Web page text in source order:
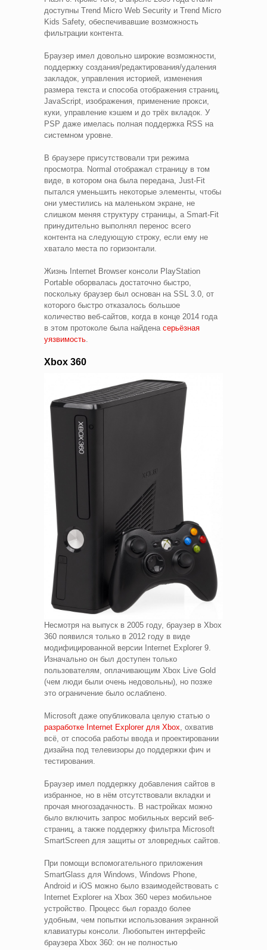
доступны Trend Micro Web Security и Trend Micro
Kids Safety, обеспечивавшие возможность
фильтрации контента.
Браузер имел довольно широкие возможности,
поддержку создания/редактирования/удаления
закладок, управления историей, изменения
размера текста и способа отображения страниц,
JavaScript, изображения, применение прокси,
куки, управление кэшем и до трёх вкладок. У
PSP даже имелась полная поддержка RSS на
системном уровне.
В браузере присутствовали три режима
просмотра. Normal отображал страницу в том
виде, в котором она была передана, Just-Fit
пытался уменьшить некоторые элементы, чтобы
они уместились на маленьком экране, не
слишком меняя структуру страницы, а Smart-Fit
принудительно выполнял перенос всего
контента на следующую строку, если ему не
хватало места по горизонтали.
Жизнь Internet Browser консоли PlayStation
Portable оборвалась достаточно быстро,
поскольку браузер был основан на SSL 3.0, от
которого быстро отказалось большое
количество веб-сайтов, когда в конце 2014 года
в этом протоколе была найдена серьёзная
уязвимость
Xbox 360
Несмотря на выпуск в 2005 году, браузер в Xbox
360 появился только в 2012 году в виде
модифицированной версии Internet Explorer 9.
Изначально он был доступен только
пользователям, оплачивающим Xbox Live Gold
(чем люди были очень недовольны), но позже
это ограничение было ослаблено.
Microsoft даже опубликовала целую статью о
разработке Internet Explorer для Xbox , охватив
всё, от способа работы ввода и проектировании
дизайна под телевизоры до поддержки фич и
тестирования.
Браузер имел поддержку добавления сайтов в
избранное, но в нём отсутствовали вкладки и
прочая многозадачность. В настройках можно
было включить запрос мобильных версий веб-
страниц, а также поддержку фильтра Microsoft
SmartScreen для защиты от зловредных сайтов.
При помощи вспомогательного приложения
SmartGlass для Windows, Windows Phone,
Android и iOS можно было взаимодействовать с
Internet Explorer на Xbox 360 через мобильное
устройство. Процесс был гораздо более
удобным, чем попытки использования экранной
клавиатуры консоли. Любопытен интерфейс
браузера Xbox 360: он не полностью